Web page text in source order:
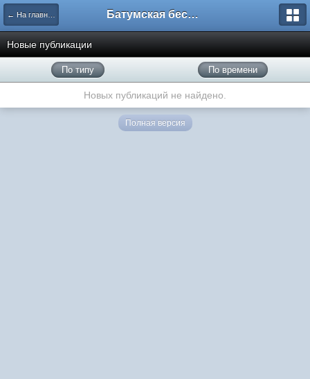
← На главную Батумская беседка
Новые публикации
По типу По времени
Новых публикаций не найдено.
Полная версия